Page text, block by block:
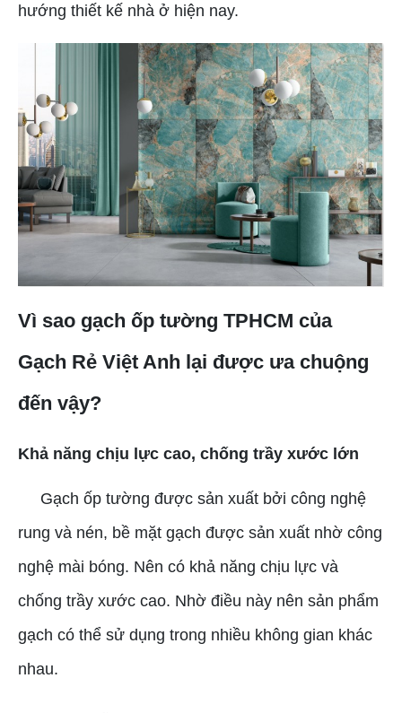
hướng thiết kế nhà ở hiện nay.
Vì sao gạch ốp tường TPHCM của
Gạch Rẻ Việt Anh lại được ưa chuộng
đến vậy?
Khả năng chịu lực cao, chống trầy xước lớn
Gạch ốp tường được sản xuất bởi công nghệ
rung và nén, bề mặt gạch được sản xuất nhờ công
nghệ mài bóng. Nên có khả năng chịu lực và
chống trầy xước cao. Nhờ điều này nên sản phẩm
gạch có thể sử dụng trong nhiều không gian khác
nhau.